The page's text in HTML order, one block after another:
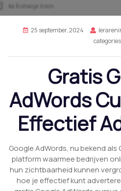
25 september, 2024
categories
Gratis
AdWords
Effectief
Google AdWords, nu bekend als
platform waarmee bedrijven
hun zichtbaarheid kunnen
hoe je effectief kunt